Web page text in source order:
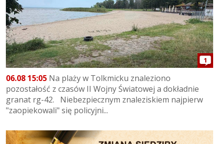
1
06.08 15:05 Na plaży w Tolkmicku znaleziono
pozostałość z czasów II Wojny Światowej a dokładnie
granat rg-42. Niebezpiecznym znaleziskiem najpierw
"zaopiekowali" się policyjni...